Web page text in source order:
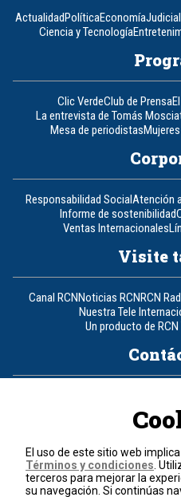
ActualidadPolíticaEconomíaJudicial
Ciencia y Tecnología
Clic VerdeClub de Prensa
La entrevista de Tomás
Mesa de periodistas
Responsabilidad SocialAtención
Informe de sostenibilidad
Ventas Internacionales
Visite
Canal RCNNoticias RCNRCN
Nuestra Tele
Un producto de
Política
Términos y
© 2026,
El uso de este sitio web
Términos y condiciones .
terceros para mejorar la
su navegación. Si continúas